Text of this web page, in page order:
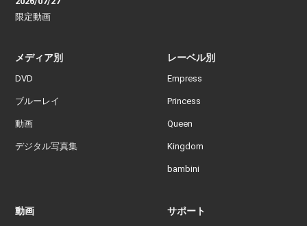
限定動画
メディア別
DVD
ブルーレイ
動画
デジタル写真集
レーベル別
Empress
Princess
Queen
Kingdom
bambini
動画 サポート